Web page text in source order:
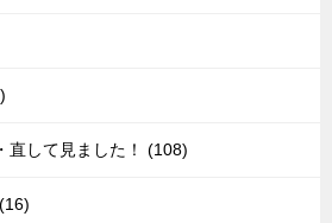
直して見ました！ (108)